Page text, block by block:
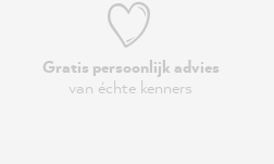
Gratis persoonlijk advies
van échte kenners